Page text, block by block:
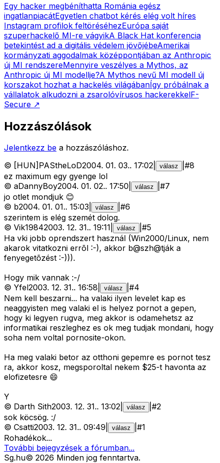
Egy hacker megbéníthatta Románia egész
ingatlanpiacátEgyetlen chatbot kérés elég volt híres
Instagram profilok feltöréséhezEurópa saját
szuperhackelő MI-re vágyikA Black Hat konferencia
betekintést ad a digitális védelem jövőjébeAmerikai
kormányzati aggodalmak középpontjában az Anthropic
új MI rendszereMennyire veszélyes a Mythos, az
Anthropic új MI modellje?A Mythos nevű MI modell új
korszakot hozhat a hackelés világábanÍgy próbálnak a
vállalatok alkudozni a zsarolóvírusos hackerekkelF-
Secure ↗
Hozzászólások
Jelentkezz be a hozzászóláshoz.
© [HUN]PAStheLoD2004. 01. 03.. 17:02 válasz #8
ez maximum egy gyenge lol
© aDannyBoy2004. 01. 02.. 17:50 válasz #7
jo otlet mondjuk 😊
© b2004. 01. 01.. 15:03 válasz #6
szerintem is elég szemét dolog.
© Vik19842003. 12. 31.. 19:11 válasz #5
Ha vki jobb oprendszert használ (Win2000/Linux, nem
akarok vitatkozni errõl :-), akkor b@szh@tják a
fenyegetõzést :-))).
Hogy mik vannak :-/
© Yfel2003. 12. 31.. 16:58 válasz #4
Nem kell beszarni... ha valaki ilyen levelet kap es
neaggyisten meg valaki el is helyez pornot a gepen,
hogy ki legyen rugva, meg akkor is odamehetsz az
informatikai reszleghez es ok meg tudjak mondani, hogy
soha nem voltal pornosite-okon.
Ha meg valaki betor az otthoni gepemre es pornot tesz
ra, akkor kosz, megsporoltal nekem $25-t havonta az
elofizetesre 😄
Y
© Darth Sith2003. 12. 31.. 13:02 válasz #2
sok köcsög. :/
© Csatti2003. 12. 31.. 09:49 válasz #1
Rohadékok...
További bejegyzések a fórumban...
Sg.hu© 2026 Minden jog fenntartva.